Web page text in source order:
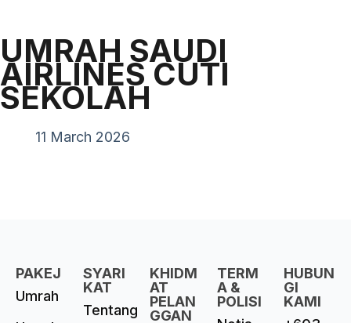
UMRAH SAUDI
AIRLINES CUTI
SEKOLAH
11 March 2026
PAKEJ
Umrah
SYARI
KAT
Tentang
KHIDM
AT
PELAN
GGAN
TERM
A &
POLISI
HUBUN
GI
KAMI